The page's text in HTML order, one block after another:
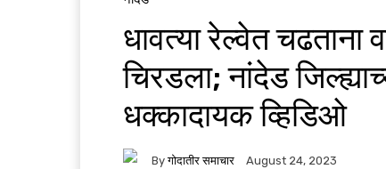
धावत्या रेल्वेत चढताना
चिरडला; नांदेड
धक्कादायक व्हिडिओ
By गोदातीर समाचार August 24, 2023